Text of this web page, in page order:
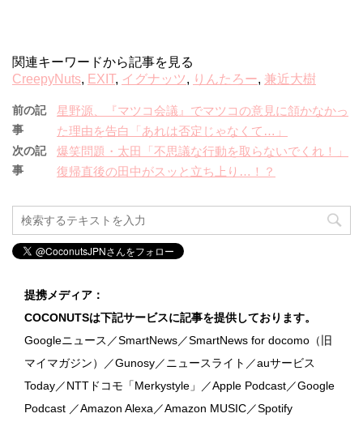
関連キーワードから記事を見る
CreepyNuts, EXIT, イグナッツ, りんたろー, 兼近大樹
前の記
事
星野源、『マツコ会議』でマツコの意見に頷かなかっ
た理由を告白「あれは否定じゃなくて…」
次の記
事
爆笑問題・太田「不思議な行動を取らないでくれ！」
復帰直後の田中がスッと立ち上り…！？
提携メディア：
COCONUTSは下記サービスに記事を提供しております。
Googleニュース／SmartNews／SmartNews for docomo（旧
マイマガジン）／Gunosy／ニュースライト／auサービス
Today／NTTドコモ「Merkystyle」／Apple Podcast／Google
Podcast ／Amazon Alexa／Amazon MUSIC／Spotify